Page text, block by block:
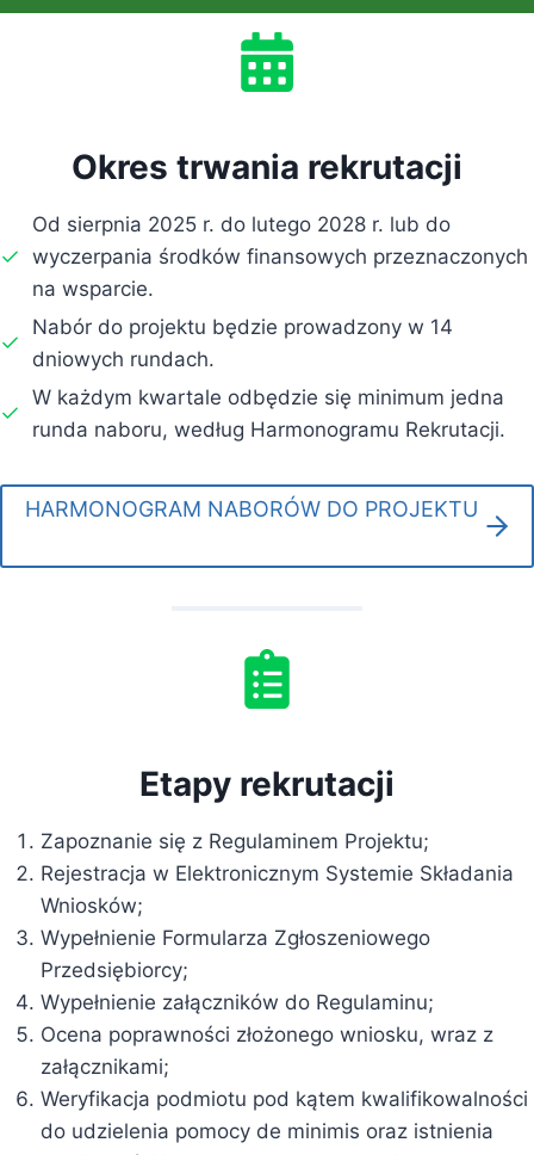
Okres trwania rekrutacji
Od sierpnia 2025 r. do lutego 2028 r. lub do
wyczerpania środków finansowych przeznaczonych
na wsparcie.
Nabór do projektu będzie prowadzony w 14
dniowych rundach.
W każdym kwartale odbędzie się minimum jedna
runda naboru, według Harmonogramu Rekrutacji.
HARMONOGRAM NABORÓW DO PROJEKTU
Etapy rekrutacji
Zapoznanie się z Regulaminem Projektu;
Rejestracja w Elektronicznym Systemie Składania
Wniosków;
Wypełnienie Formularza Zgłoszeniowego
Przedsiębiorcy;
Wypełnienie załączników do Regulaminu;
Ocena poprawności złożonego wniosku, wraz z
załącznikami;
Weryfikacja podmiotu pod kątem kwalifikowalności
do udzielenia pomocy de minimis oraz istnienia